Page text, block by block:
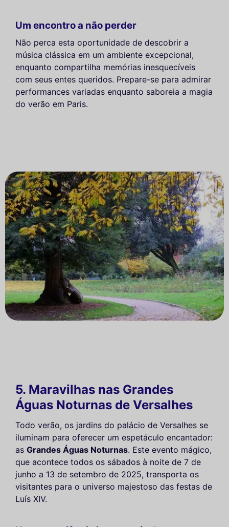
Um encontro a não perder
Não perca esta oportunidade de descobrir a
música clássica em um ambiente excepcional,
enquanto compartilha memórias inesquecíveis
com seus entes queridos. Prepare-se para admirar
performances variadas enquanto saboreia a magia
do verão em Paris.
5. Maravilhas nas Grandes
Águas Noturnas de Versalhes
Todo verão, os jardins do palácio de Versalhes se
iluminam para oferecer um espetáculo encantador:
as Grandes Águas Noturnas. Este evento mágico,
que acontece todos os sábados à noite de 7 de
junho a 13 de setembro de 2025, transporta os
visitantes para o universo majestoso das festas de
Luís XIV.